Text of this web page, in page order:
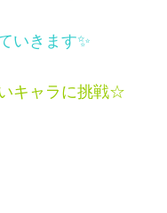
いきます✨
キャラに挑戦☆